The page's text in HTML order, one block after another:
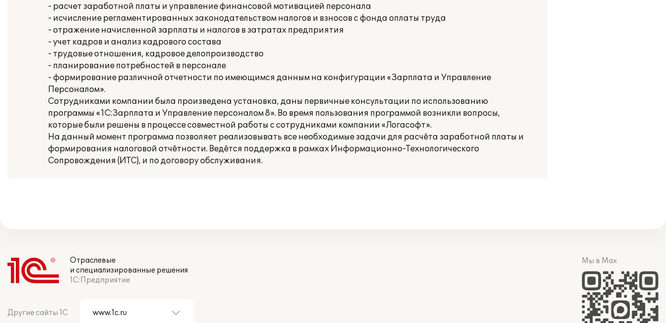
- расчет заработной платы и управление финансовой мотивацией персонала
- исчисление регламентированных законодательством налогов и взносов с фонда оплаты труда
- отражение начисленной зарплаты и налогов в затратах предприятия
- учет кадров и анализ кадрового состава
- трудовые отношения, кадровое делопроизводство
- планирование потребностей в персонале
- формирование различной отчетности по имеющимся данным на конфигурации «Зарплата и Управление
Персоналом».
Сотрудниками компании была произведена установка, даны первичные консультации по использованию
программы «1С:Зарплата и Управление персоналом 8». Во время пользования программой возникли вопросы,
которые были решены в процессе совместной работы с сотрудниками компании «Логасофт».
На данный момент программа позволяет реализовывать все необходимые задачи для расчёта заработной платы и
формирования налоговой отчётности. Ведётся поддержка в рамках Информационно-Технологического
Сопровождения (ИТС), и по договору обслуживания.
Отраслевые
и специализированные решения
1С:Предприятие
Другие сайты 1С
Мы в Max